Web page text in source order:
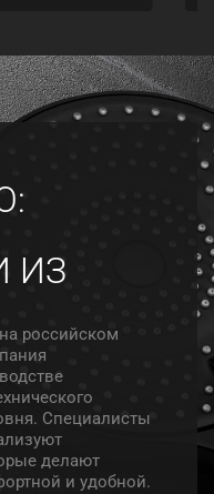
ИЗ
российском
Специалисты
делают
и удобной.